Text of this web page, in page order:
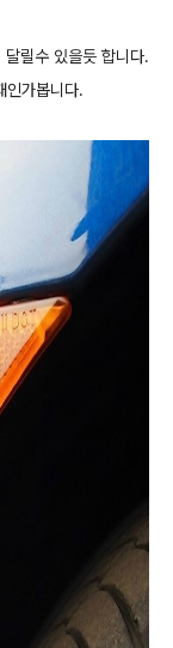
릴수 있을듯 합니다.
인가봅니다.